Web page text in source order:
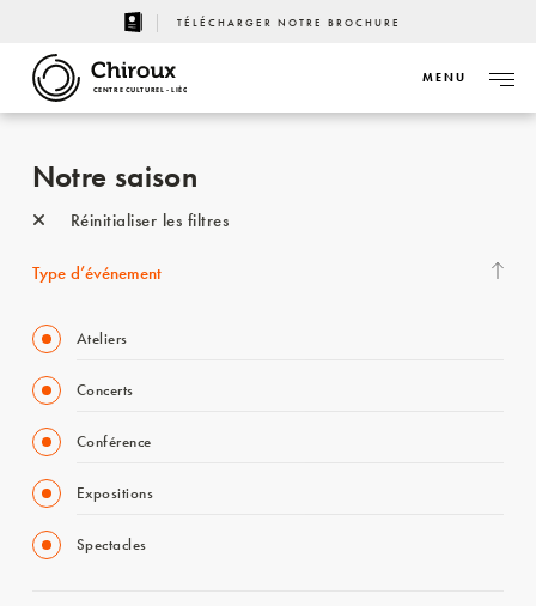
TÉLÉCHARGER NOTRE BROCHURE
CENTRE CULTUREL - LIÈGE
MENU
Notre saison
Réinitialiser les filtres
Type d’événement
Ateliers
Concerts
Conférence
Expositions
Spectacles